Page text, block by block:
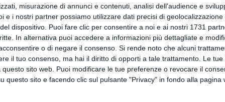
misurazione di annunci e contenuti, analisi dell'audience e
e i nostri partner possiamo utilizzare dati precisi di
dispositivo. Puoi fare clic per consentire a noi e ai nostri 1731
In alternativa puoi accedere a informazioni più dettagliate e
o di negare il consenso. Si rende noto che alcuni
il tuo consenso, ma hai il diritto di opporti a tale trattamento. Le
sito web. Puoi modificare le tue preferenze o revocare il
questo sito e facendo clic sul pulsante "Privacy" in fondo alla pagina
recuperati cinque cuccioli in via della Transumanza e
Purtroppo, abbiamo anche trovato la carcassa di un
già attivati.
reso possibile questa collaborazione! Insieme,
della nostra comunità!".